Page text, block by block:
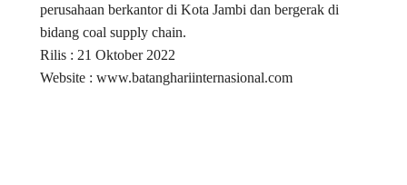
perusahaan berkantor di Kota Jambi dan bergerak di
bidang coal supply chain.
Rilis : 21 Oktober 2022
Website : www.batanghariinternasional.com